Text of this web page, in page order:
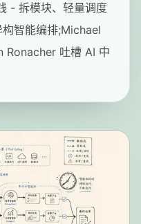
- 拆模块、轻量调度
智能编排;Michael
Ronacher 吐槽 AI 中